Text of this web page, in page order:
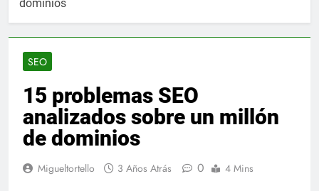
dominios
SEO
15 problemas SEO
analizados sobre un millón
de dominios
Migueltortello 3 Años Atrás 0 4 Mins